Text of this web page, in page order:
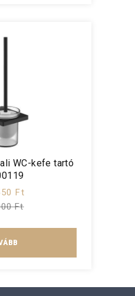
WC-kefe tartó
Ft
Ft